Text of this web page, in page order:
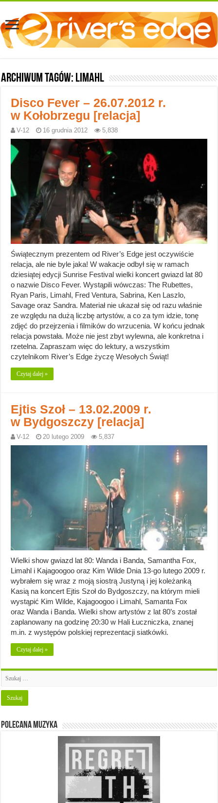
Archiwum tagów: Limahl
Disco Fever – 26.07.2012 r.
w Kołobrzegu [relacja]
V-12 16 grudnia 2012 5,838
Świątecznym prezentem od River’s Edge jest oczywiście
relacja, ale nie byle jaka! W wakacje odbył się w ramach
dziesiątej edycji Sunrise Festival wielki koncert gwiazd lat 80
o nazwie Disco Fever. Wystąpili wówczas: The Rubettes,
Ryan Paris, Limahl, Fred Ventura, Sabrina, Ken Laszlo,
Savage oraz Sandra. Materiał nie ukazał się od razu właśnie
ze względu na dużą liczbę artystów, a co za tym idzie, tonę
zdjęć do przejrzenia i filmików do wrzucenia. W końcu jednak
relacja powstała. Może nie jest zbyt wylewna, ale konkretna i
rzetelna. Zapraszam więc do lektury, a wszystkim
czytelnikom River’s Edge życzę Wesołych Świąt!
Czytaj dalej »
Ejtis Szoł – 13.02.2009 r.
w Bydgoszczy [relacja]
V-12 20 lutego 2009 5,837
Wielki show gwiazd lat 80: Wanda i Banda, Samantha Fox,
Limahl i Kajagoogoo oraz Kim Wilde Dnia 13-go lutego 2009 r.
wybrałem się wraz z moją siostrą Justyną i jej koleżanką
Kasią na koncert Ejtis Szoł do Bydgoszczy, na którym mieli
wystąpić Kim Wilde, Kajagoogoo i Limahl, Samanta Fox
oraz Wanda i Banda. Wielki show artystów z lat 80’s został
zaplanowany na godzinę 20:30 w Hali Łuczniczka, znanej
m.in. z występów polskiej reprezentacji siatkówki.
Czytaj dalej »
Polecana muzyka